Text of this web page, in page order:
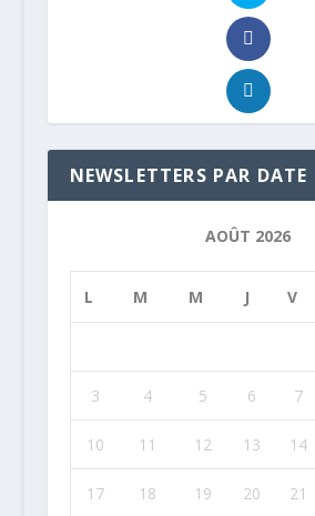
NEWSLETTERS PAR DATE
AOÛT 2026
L M M J V
3 4 5 6 7
10 11 12 13 14
17 18 19 20 21